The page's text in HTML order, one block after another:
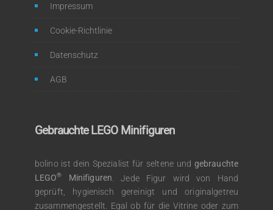
Impressum
Cookie-Richtlinie
Datenschutz
AGB
Gebrauchte LEGO Minifiguren
bolino ist dein Spezialist für seltene und gebrauchte
LEGO® Minifiguren . Jede Figur wird von Hand
geprüft, hygienisch gereinigt und originalgetreu
zusammengestellt. Egal ob für die Vitrine oder zum